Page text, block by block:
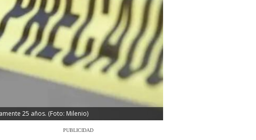
25 años. (Foto: Milenio)
PUBLICIDAD